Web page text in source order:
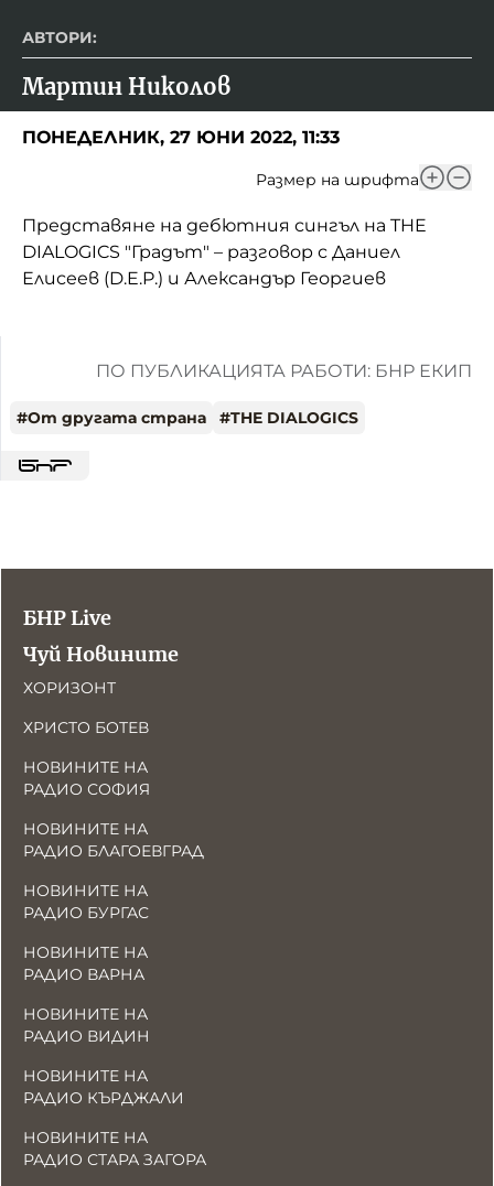
АВТОРИ:
Мартин Николов
ПОНЕДЕЛНИК, 27 ЮНИ 2022, 11:33
Размер на шрифта
Представяне на дебютния сингъл на THE
DIALOGICS "Градът" – разговор с Даниел
Елисеев (D.E.P.) и Александър Георгиев
ПО ПУБЛИКАЦИЯТА РАБОТИ: БНР ЕКИП
#От другата страна #THE DIALOGICS
БНР Live
Чуй Новините
ХОРИЗОНТ
ХРИСТО БОТЕВ
НОВИНИТЕ НА
РАДИО СОФИЯ
НОВИНИТЕ НА
РАДИО БЛАГОЕВГРАД
НОВИНИТЕ НА
РАДИО БУРГАС
НОВИНИТЕ НА
РАДИО ВАРНА
НОВИНИТЕ НА
РАДИО ВИДИН
НОВИНИТЕ НА
РАДИО КЪРДЖАЛИ
НОВИНИТЕ НА
РАДИО СТАРА ЗАГОРА